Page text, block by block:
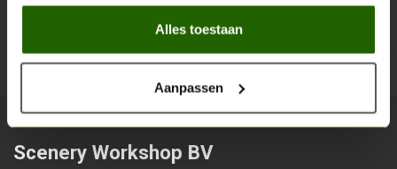
Alles toestaan
Aanpassen
Blijf op de hoogte over onze laatste acties
Scenery Workshop BV